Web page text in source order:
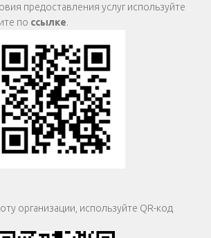
предоставления услуг используйте
по ссылке.
организации, используйте QR-код